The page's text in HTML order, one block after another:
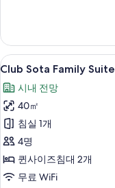
히
보
기
Club
Sota
Family
Suite
사
진
모
두
11
Club Sota Family Suite
시내 전망
40㎡
침실 1개
4명
퀸사이즈침대 2개
무료 WiFi